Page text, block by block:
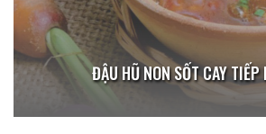
ĐẬU HŨ NON SỐT CAY